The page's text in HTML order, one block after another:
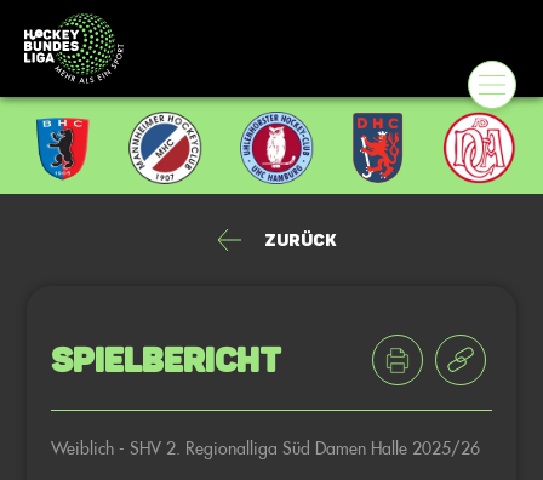
Zurück
Spielbericht
Weiblich - SHV 2. Regionalliga Süd Damen Halle 2025/26